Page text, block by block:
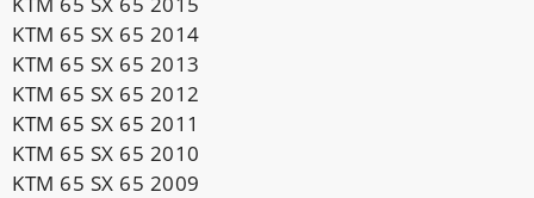
KTM 65 SX 65 2014
KTM 65 SX 65 2013
KTM 65 SX 65 2012
KTM 65 SX 65 2011
KTM 65 SX 65 2010
KTM 65 SX 65 2009